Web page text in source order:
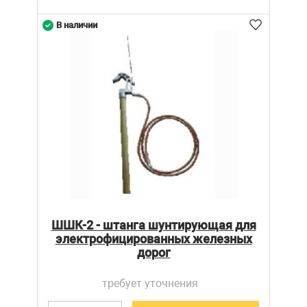
ШШК-2 - штанга шунтирующая для
электрофицированных железных
дорог
требует уточнения
В наличии